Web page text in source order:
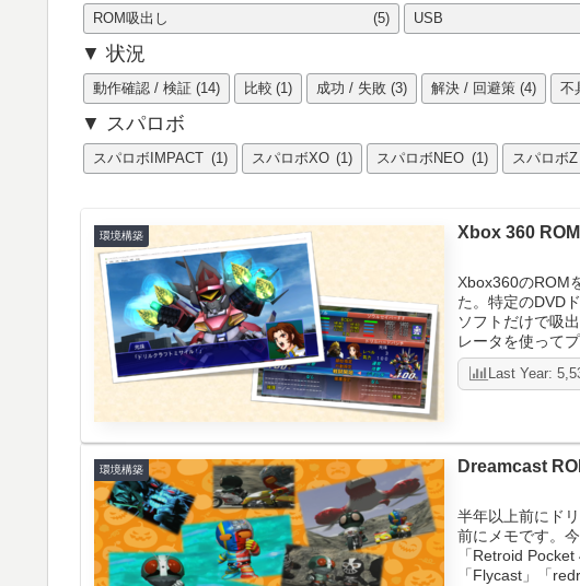
ROM吸出し (5) USB
▼ 状況
動作確認 / 検証 (14) 比較 (1) 成功 / 失敗 (3) 解決 / 回避策 (4) 不
▼ スパロボ
スパロボIMPACT (1) スパロボXO (1) スパロボNEO (1) スパロボZ
環境構築 Xbox 360
Xbox360のROM
た。特定のDVD
ソフトだけで吸
レータを使って
Last Year:
環境構築 Dreamcast
半年以上前にド
前にメモです。
「Retroid
「Flycast」「